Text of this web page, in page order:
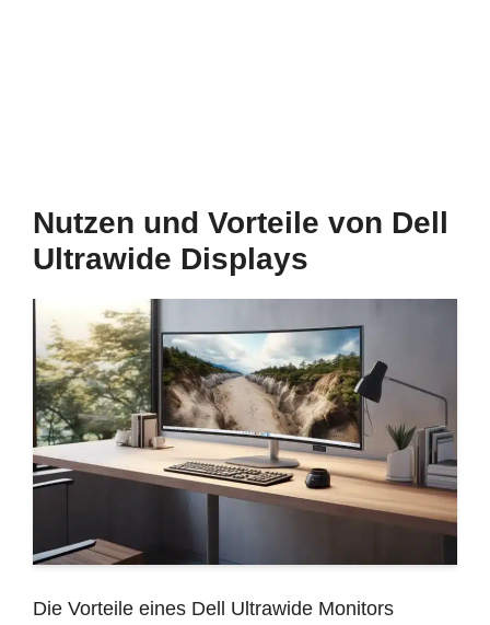
Nutzen und Vorteile von Dell
Ultrawide Displays
Die Vorteile eines Dell Ultrawide Monitors